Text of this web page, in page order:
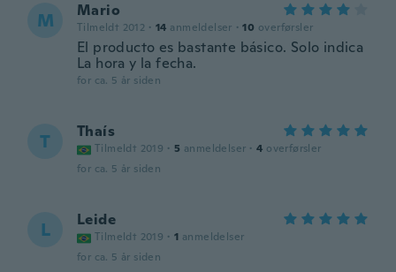
M Mario
Tilmeldt 2012 · 14 anmeldelser · 10 overførsler
El producto es bastante básico. Solo indica
La hora y la fecha.
for ca. 5 år siden
T Thaís
Tilmeldt 2019 · 5 anmeldelser · 4 overførsler
for ca. 5 år siden
L Leide
Tilmeldt 2019 · 1 anmeldelser
for ca. 5 år siden